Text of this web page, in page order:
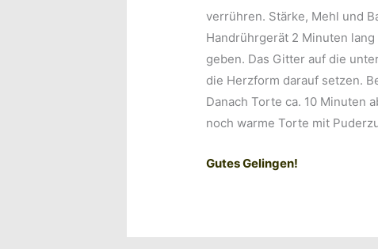
verrühren. Stärke, Mehl und
Handrührgerät 2 Minuten
geben. Das Gitter auf die
die Herzform darauf setzen.
Danach Torte ca. 10 Minuten
noch warme Torte mit
Gutes Gelingen!